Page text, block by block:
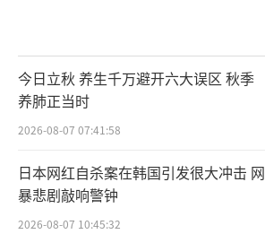
今日立秋 养生千万避开六大误区 秋季
养肺正当时
2026-08-07 07:41:58
日本网红自杀案在韩国引发很大冲击 网
暴悲剧敲响警钟
2026-08-07 10:45:32